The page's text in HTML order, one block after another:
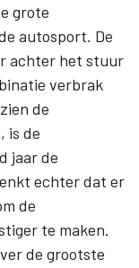
grote
autosport. De
achter het stuur
verbrak
de
is de
jaar de
echter dat er
de
te maken.
de grootste